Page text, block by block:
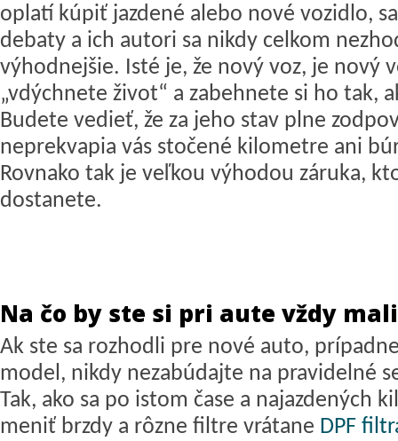
oplatí kúpiť jazdené alebo nové vozidlo,
debaty a ich autori sa nikdy celkom
výhodnejšie. Isté je, že nový voz, je nový
„vdýchnete život“ a zabehnete si ho tak,
Budete vedieť, že za jeho stav plne
neprekvapia vás stočené kilometre ani
Rovnako tak je veľkou výhodou záruka,
dostanete.
Na čo by ste si pri aute vždy
Ak ste sa rozhodli pre nové auto,
model, nikdy nezabúdajte na pravidelné
Tak, ako sa po istom čase a najazdených
meniť brzdy a rôzne filtre vrátane DPF